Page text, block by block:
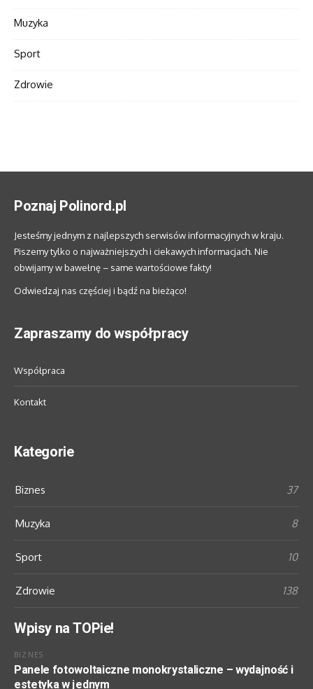
Muzyka
Sport
Zdrowie
Poznaj Polinord.pl
Jesteśmy jednym z najlepszych serwisów informacyjnych w kraju.
Piszemy tylko o najważniejszych i ciekawych informacjach. Nie
obwijamy w bawełnę – same wartościowe fakty!
Odwiedzaj nas częściej i bądź na bieżąco!
Zapraszamy do współpracy
Współpraca
Kontakt
Kategorie
Biznes 37
Muzyka 8
Sport 10
Zdrowie 138
Wpisy na TOPie!
BIZNES
Panele fotowoltaiczne monokrystaliczne – wydajność i
estetyka w jednym